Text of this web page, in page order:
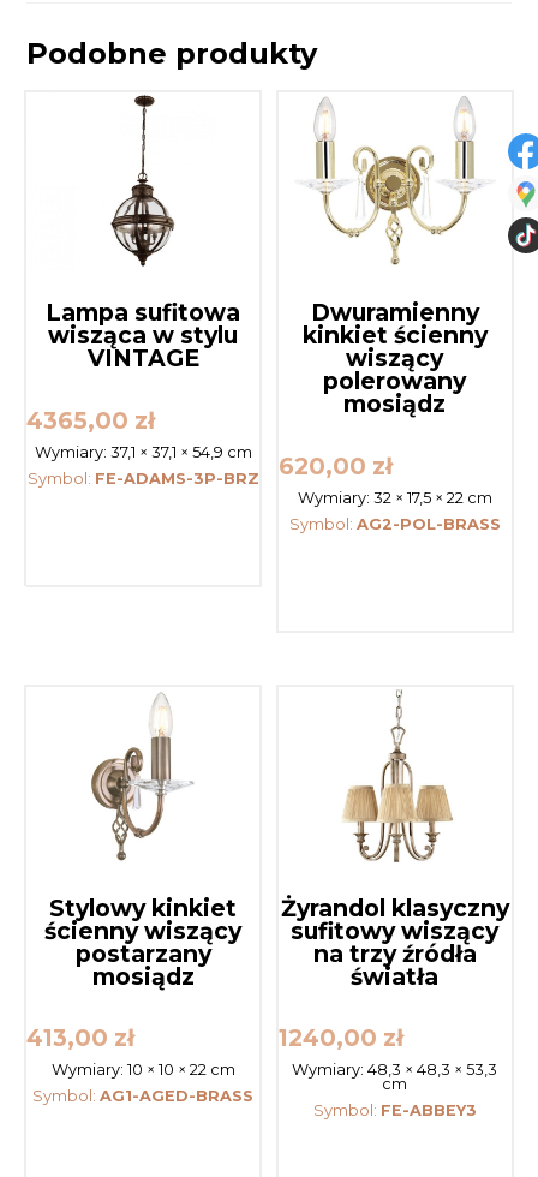
Podobne produkty
Lampa sufitowa
wisząca w stylu
VINTAGE
4365,00 zł
Wymiary: 37,1 × 37,1 × 54,9 cm
Symbol: FE-ADAMS-3P-BRZ
Dwuramienny
kinkiet ścienny
wiszący
polerowany
mosiądz
620,00 zł
Wymiary: 32 × 17,5 × 22 cm
Symbol: AG2-POL-BRASS
Stylowy kinkiet
ścienny wiszący
postarzany
mosiądz
413,00 zł
Wymiary: 10 × 10 × 22 cm
Symbol:AG1-AGED-BRASS
Żyrandol klasyczny
sufitowy wiszący
na trzy źródła
światła
1240,00 zł
Wymiary:48,3 × 48,3 × 53,3
cm
Symbol: FE-ABBEY3